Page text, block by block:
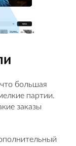
большая
партии.
заказы